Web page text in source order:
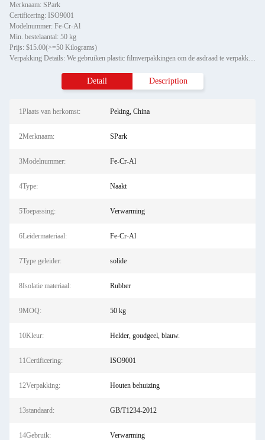
Merknaam: SPark
Certificering: ISO9001
Modelnummer: Fe-Cr-Al
Min. bestelaantal: 50 kg
Prijs: $15.00(>=50 Kilograms)
Verpakking Details: We gebruiken plastic filmverpakkingen om de asdraad te verpakken en de buitenste verpakking van de a
Detail Description
1Plaats van herkomst: Peking, China
2Merknaam: SPark
3Modelnummer: Fe-Cr-Al
4Type: Naakt
5Toepassing: Verwarming
6Leidermateriaal: Fe-Cr-Al
7Type geleider: solide
8Isolatie materiaal: Rubber
9MOQ: 50 kg
10Kleur: Helder, goudgeel, blauw.
11Certificering: ISO9001
12Verpakking: Houten behuizing
13standaard: GB/T1234-2012
14Gebruik: Verwarming